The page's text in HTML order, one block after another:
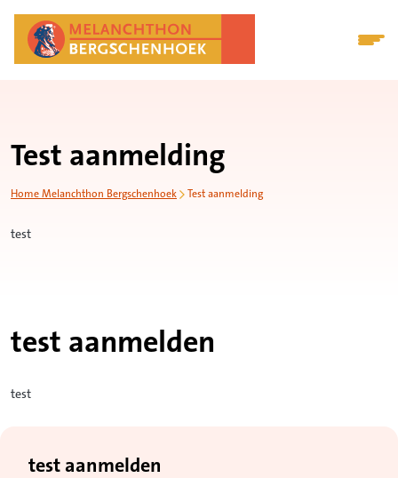
Test aanmelding
Home Melanchthon Bergschenhoek Test aanmelding
test
test aanmelden
test
test aanmelden